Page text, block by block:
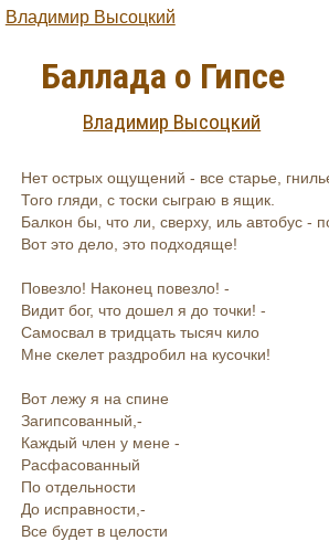
Владимир Высоцкий
Баллада о Гипсе
Владимир Высоцкий
Нет острых ощущений - все старье,
Того гляди, с тоски сыграю в ящик.
Балкон бы, что ли, сверху, иль автобус -
Вот это дело, это подходяще!
Повезло! Наконец повезло! -
Видит бог, что дошел я до точки! -
Самосвал в тридцать тысяч кило
Мне скелет раздробил на кусочки!
Вот лежу я на спине
Загипсованный,-
Каждый член у мене -
Расфасованный
По отдельности
До исправности,-
Все будет в целости